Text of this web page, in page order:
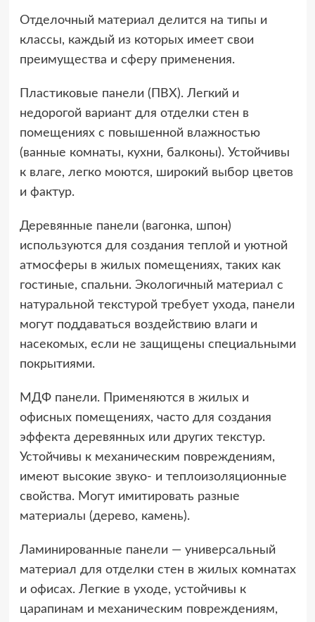
Отделочный материал делится на типы и
классы, каждый из которых имеет свои
преимущества и сферу применения.
Пластиковые панели (ПВХ). Легкий и
недорогой вариант для отделки стен в
помещениях с повышенной влажностью
(ванные комнаты, кухни, балконы). Устойчивы
к влаге, легко моются, широкий выбор цветов
и фактур.
Деревянные панели (вагонка, шпон)
используются для создания теплой и уютной
атмосферы в жилых помещениях, таких как
гостиные, спальни. Экологичный материал с
натуральной текстурой требует ухода, панели
могут поддаваться воздействию влаги и
насекомых, если не защищены специальными
покрытиями.
МДФ панели. Применяются в жилых и
офисных помещениях, часто для создания
эффекта деревянных или других текстур.
Устойчивы к механическим повреждениям,
имеют высокие звуко- и теплоизоляционные
свойства. Могут имитировать разные
материалы (дерево, камень).
Ламинированные панели — универсальный
материал для отделки стен в жилых комнатах
и офисах. Легкие в уходе, устойчивы к
царапинам и механическим повреждениям,